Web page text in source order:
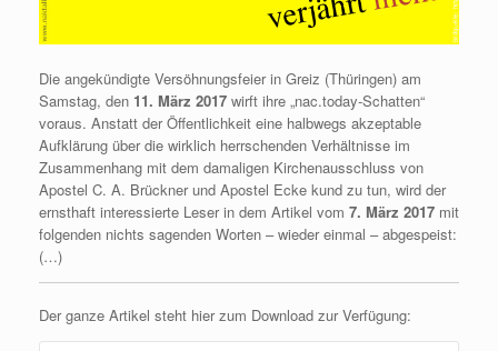
Die angekündigte Versöhnungsfeier in Greiz (Thüringen) am
Samstag, den 11. März 2017 wirft ihre „nac.today-Schatten“
voraus. Anstatt der Öffentlichkeit eine halbwegs akzeptable
Aufklärung über die wirklich herrschenden Verhältnisse im
Zusammenhang mit dem damaligen Kirchenausschluss von
Apostel C. A. Brückner und Apostel Ecke kund zu tun, wird der
ernsthaft interessierte Leser in dem Artikel vom 7. März 2017 mit
folgenden nichts sagenden Worten – wieder einmal – abgespeist:
(…)
Der ganze Artikel steht hier zum Download zur Verfügung: